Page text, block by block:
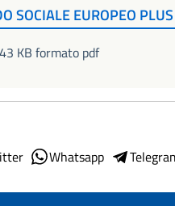
SOCIALE EUROPEO
KB formato pdf
Whatsapp